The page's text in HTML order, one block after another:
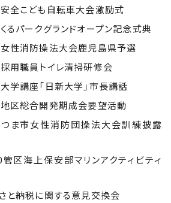
全こども自転車大会激励式
パークグランドオープン記念式典
性消防操法大会鹿児島県予選
用職員トイレ清掃研修会
講座「日新大学」市長講話
区総合開発期成会要望活動
ま市女性消防団操法大会訓練披露
区海上保安部マリンアクティビティ
納税に関する意見交換会